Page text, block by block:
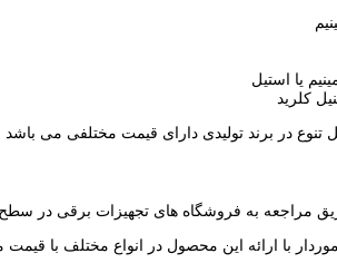
یا استیل
کلرید
تنوع در برند تولیدی دارای قیمت مختلفی می
مراجعه به فروشگاه های تجهیزات برقی در
با ارائه این محصول در انواع مختلف با